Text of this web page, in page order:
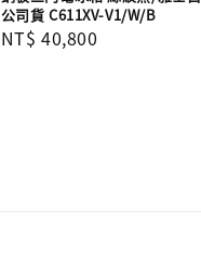
公司貨 C611XV-V1/W/B
Regular
NT$ 40,800